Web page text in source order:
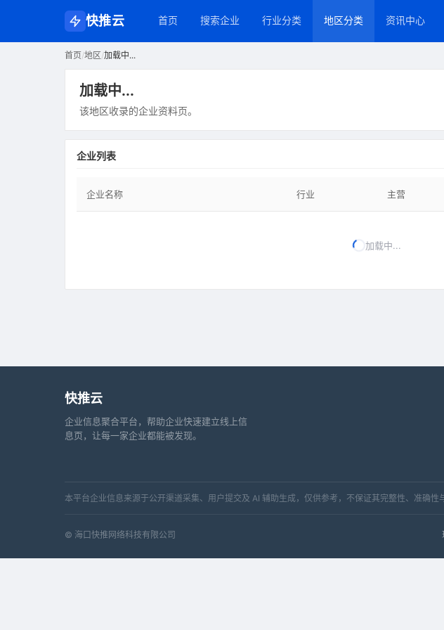
快推云 首页 搜索企业 行业分类 地区分类 资讯中心
首页/地区/加载中...
加载中...
该地区收录的企业资料页。
企业列表
企业名称 行业 主营
加载中...
快推云
企业信息聚合平台，帮助企业快速建立线上信
息页，让每一家企业都能被发现。
本平台企业信息来源于公开渠道采集、用户提交及 AI 辅助生成，仅供参考，不保证其完整性、准确
© 海口快推网络科技有限公司